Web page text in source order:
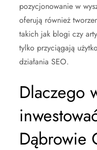
pozycjonowanie w
oferują również
takich jak blogi czy
tylko przyciągają
działania SEO.
Dlaczego
Dąbrowie